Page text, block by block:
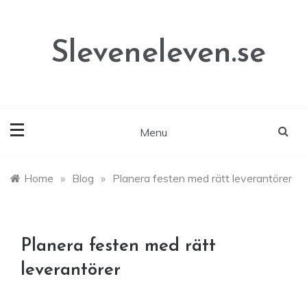
Sleveneleven.se
Menu
Home » Blog » Planera festen med rätt leverantörer
Planera festen med rätt
leverantörer